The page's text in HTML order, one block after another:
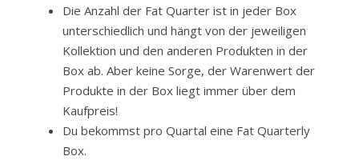
Die Anzahl der Fat Quarter ist in jeder Box
unterschiedlich und hängt von der jeweiligen
Kollektion und den anderen Produkten in der
Box ab. Aber keine Sorge, der Warenwert der
Produkte in der Box liegt immer über dem
Kaufpreis!
Du bekommst pro Quartal eine Fat Quarterly
Box.